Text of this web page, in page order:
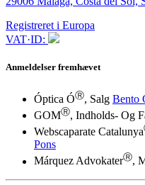
Registreret i Europa
VAT·ID:
Anmeldelser fremhævet
Óptica ÓⓇ, Salg Bento
GOMⓇ, Indholds- Og
Webscaparate Catalunya
Pons
Márquez AdvokaterⓇ,